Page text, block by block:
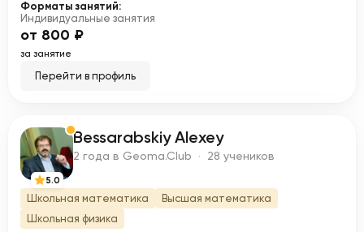
Форматы занятий:
Индивидуальные занятия
от 800 ₽
за занятие
Перейти в профиль
B
5.0
Bessarabskiy Alexey
2 года в Geoma.Club · 28 учеников
Школьная математика
Высшая математика
Школьная физика